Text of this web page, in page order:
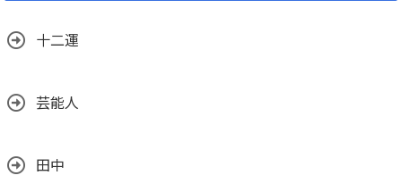
十二運
芸能人
田中